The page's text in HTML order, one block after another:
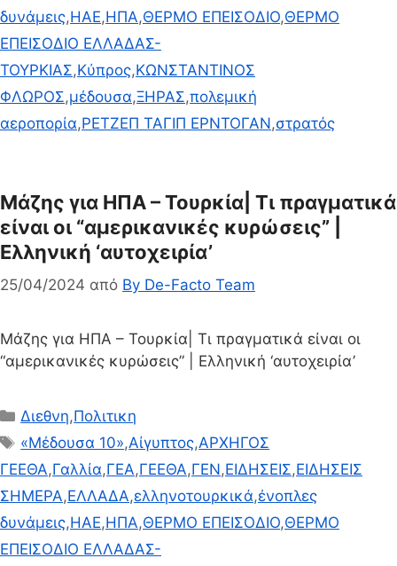
δυνάμεις,ΗΑΕ,ΗΠΑ,ΘΕΡΜΟ ΕΠΕΙΣΟΔΙΟ,ΘΕΡΜΟ
ΕΠΕΙΣΟΔΙΟ ΕΛΛΑΔΑΣ-
ΤΟΥΡΚΙΑΣ,Κύπρος,ΚΩΝΣΤΑΝΤΙΝΟΣ
ΦΛΩΡΟΣ,μέδουσα,ΞΗΡΑΣ,πολεμική
αεροπορία,ΡΕΤΖΕΠ ΤΑΓΙΠ ΕΡΝΤΟΓΑΝ,στρατός
Μάζης για ΗΠΑ – Τουρκία| Τι πραγματικά
είναι οι “αμερικανικές κυρώσεις” |
Ελληνική ‘αυτοχειρία’
25/04/2024 από By De-Facto Team
Μάζης για ΗΠΑ – Τουρκία| Τι πραγματικά είναι οι
“αμερικανικές κυρώσεις” | Ελληνική ‘αυτοχειρία’
Κατηγορίες
Διεθνη,Πολιτικη
Ετικέτες
«Μέδουσα 10»,Αίγυπτος,ΑΡΧΗΓΟΣ
ΓΕΕΘΑ,Γαλλία,ΓΕΑ,ΓΕΕΘΑ,ΓΕΝ,ΕΙΔΗΣΕΙΣ,ΕΙΔΗΣΕΙΣ
ΣΗΜΕΡΑ,ΕΛΛΑΔΑ,ελληνοτουρκικά,ένοπλες
δυνάμεις,ΗΑΕ,ΗΠΑ,ΘΕΡΜΟ ΕΠΕΙΣΟΔΙΟ,ΘΕΡΜΟ
ΕΠΕΙΣΟΔΙΟ ΕΛΛΑΔΑΣ-